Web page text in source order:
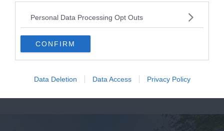
Personal Data Processing Opt Outs
CONFIRM
Data Deletion Data Access Privacy Policy
4. Les Hauts de Bruyères
Voir ce domaine